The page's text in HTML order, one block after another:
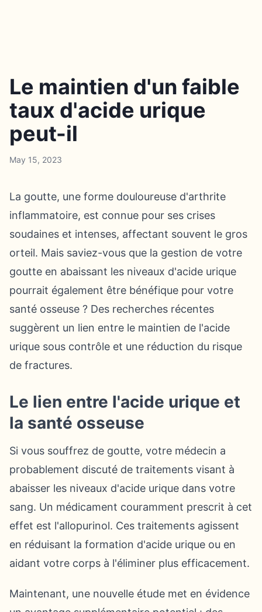
Le maintien d'un faible
taux d'acide urique
peut-il
May 15, 2023
La goutte, une forme douloureuse d'arthrite
inflammatoire, est connue pour ses crises
soudaines et intenses, affectant souvent le gros
orteil. Mais saviez-vous que la gestion de votre
goutte en abaissant les niveaux d'acide urique
pourrait également être bénéfique pour votre
santé osseuse ? Des recherches récentes
suggèrent un lien entre le maintien de l'acide
urique sous contrôle et une réduction du risque
de fractures.
Le lien entre l'acide urique et
la santé osseuse
Si vous souffrez de goutte, votre médecin a
probablement discuté de traitements visant à
abaisser les niveaux d'acide urique dans votre
sang. Un médicament couramment prescrit à cet
effet est l'allopurinol. Ces traitements agissent
en réduisant la formation d'acide urique ou en
aidant votre corps à l'éliminer plus efficacement.
Maintenant, une nouvelle étude met en évidence